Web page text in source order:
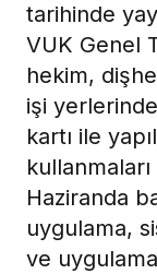
tarihinde
VUK Genel
hekim,
işi
kartı ile
Haziranda
uygulama,
ve uygulama